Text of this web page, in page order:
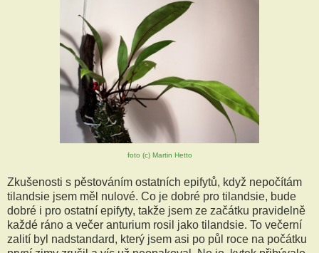
foto (c) Martin Hetto
Zkušenosti s pěstováním ostatních epifytů, když nepočítám
tilandsie jsem měl nulové. Co je dobré pro tilandsie, bude
dobré i pro ostatní epifyty, takže jsem ze začátku pravidelně
každé ráno a večer anturium rosil jako tilandsie. To večerní
zalití byl nadstandard, který jsem asi po půl roce na počátku